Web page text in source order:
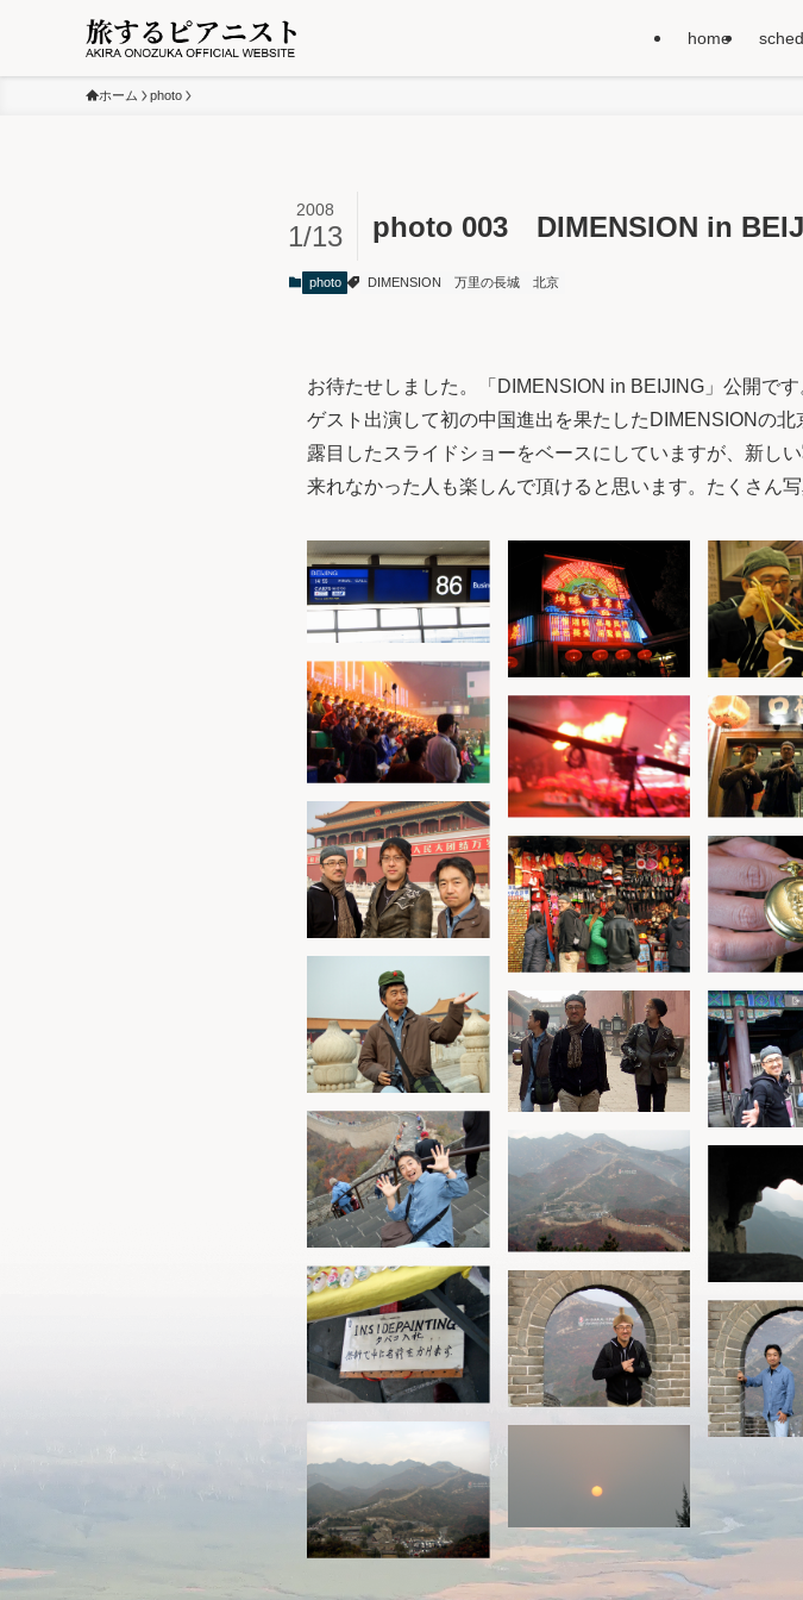
home
ホーム photo
photo 003 DIMENSION in
2008
1/13
photo DIMENSION 万里の長城 北京
お待たせしました。「DIMENSION in BEIJING」公開で
ゲスト出演して初の中国進出を果たしたDIMENSIONの
露目したスライドショーをベースにしていますが、新し
来れなかった人も楽しんで頂けると思います。たくさん